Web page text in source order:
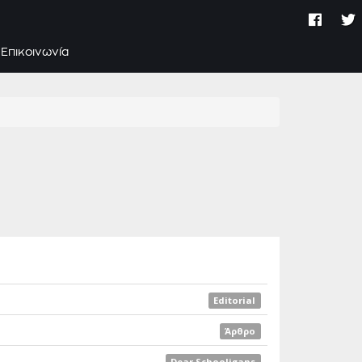
Επικοινωνία
Editorial
Άρθρο